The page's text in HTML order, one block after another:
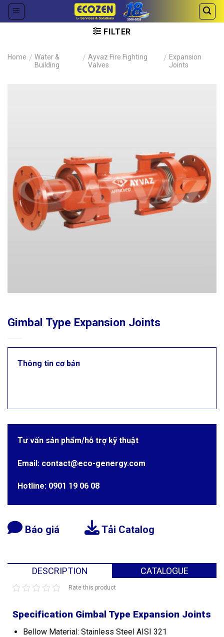
Skip
FILTER
Home / Water &
Building
/ Ayvaz Fire Fighting
Valves
/ Expansion
Joints
Gimbal Type Expansion Joints
Thông tin cơ bản
Tư vấn sản phẩm/hỗ trợ kỹ thuật
Email: contact@eco-genergy.com
Hotline: 0901 19 06 08
Báo giá Tải Catalog
DESCRIPTION CATALOGUE
Rate this product
Specification Gimbal Type Expansion Joints
Bellow Material: Stainless Steel AISI 321